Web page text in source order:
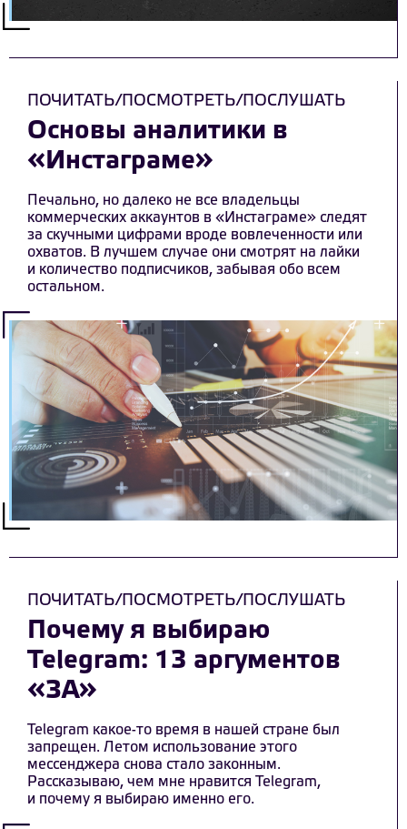
ПОЧИТАТЬ/ПОСМОТРЕТЬ/ПОСЛУШАТЬ
Основы аналитики в
«Инстаграме»
Печально, но далеко не все владельцы
коммерческих аккаунтов в «Инстаграме» следят
за скучными цифрами вроде вовлеченности или
охватов. В лучшем случае они смотрят на лайки
и количество подписчиков, забывая обо всем
остальном.
ПОЧИТАТЬ/ПОСМОТРЕТЬ/ПОСЛУШАТЬ
Почему я выбираю
Telegram: 13 аргументов
«ЗА»
Telegram какое-то время в нашей стране был
запрещен. Летом использование этого
мессенджера снова стало законным.
Рассказываю, чем мне нравится Telegram,
и почему я выбираю именно его.